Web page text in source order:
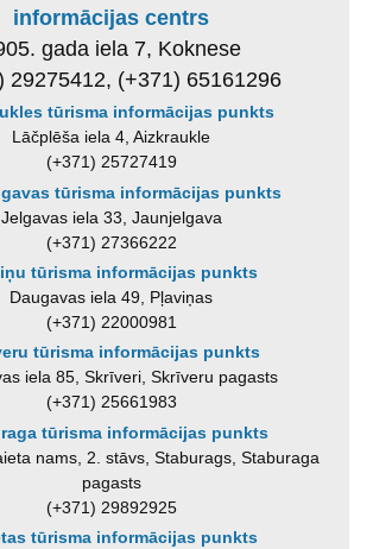
informācijas centrs
gada iela 7, Koknese
29275412, (+371) 65161296
tūrisma informācijas punkts
Lāčplēša iela 4, Aizkraukle
(+371) 25727419
tūrisma informācijas punkts
Jelgavas iela 33, Jaunjelgava
(+371) 27366222
tūrisma informācijas punkts
Daugavas iela 49, Pļaviņas
(+371) 22000981
tūrisma informācijas punkts
iela 85, Skrīveri, Skrīveru pagasts
(+371) 25661983
tūrisma informācijas punkts
nams, 2. stāvs, Staburags, Staburaga
pagasts
(+371) 29892925
tūrisma informācijas punkts